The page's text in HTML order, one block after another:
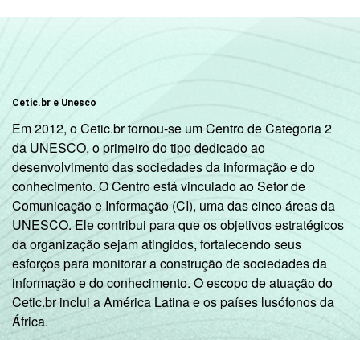
DEPENDÊNCIA
Pública
Total -
Públicas
Particular 5
SÉRIE
4ª série / 5º
ano do
Ensino
Fundamental
6
8ª série / 9º
Cetic.br e Unesco
Em 2012, o Cetic.br tornou-se um Centro de Categoria 2
da UNESCO, o primeiro do tipo dedicado ao
desenvolvimento das sociedades da informação e do
conhecimento. O Centro está vinculado ao Setor de
Comunicação e Informação (CI), uma das cinco áreas da
UNESCO. Ele contribui para que os objetivos estratégicos
da organização sejam atingidos, fortalecendo seus
esforços para monitorar a construção de sociedades da
informação e do conhecimento. O escopo de atuação do
Cetic.br inclui a América Latina e os países lusófonos da
África.